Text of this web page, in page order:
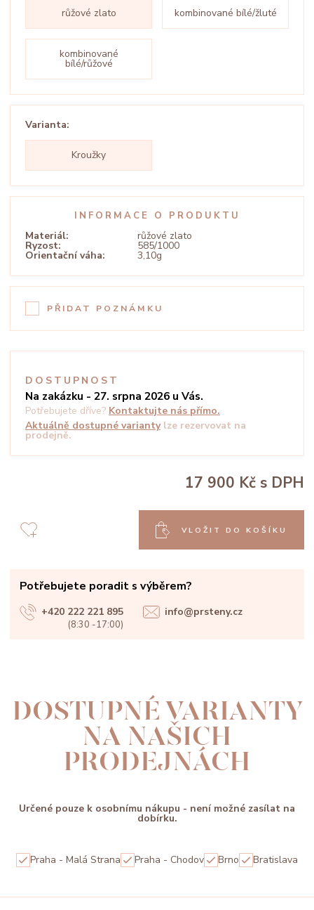
růžové zlato kombinované bílé/žluté
kombinované
bílé/růžové
Varianta:
Kroužky
INFORMACE O PRODUKTU
Materiál: růžové zlato
Ryzost: 585/1000
Orientační váha: 3,10g
PŘIDAT POZNÁMKU
DOSTUPNOST
Na zakázku - 27. srpna 2026 u Vás.
Potřebujete dříve? Kontaktujte nás přímo.
Aktuálně dostupné varianty lze rezervovat na
prodejně.
17 900 Kč s DPH
VLOŽIT DO KOŠÍKU
Potřebujete poradit s výběrem?
+420 222 221 895
(8:30 -17:00)
info@prsteny.cz
DOSTUPNÉ VARIANTY
NA NAŠICH
PRODEJNÁCH
Určené pouze k osobnímu nákupu - není možné zasílat na
dobírku.
Praha - Malá Strana Praha - Chodov Brno Bratislava